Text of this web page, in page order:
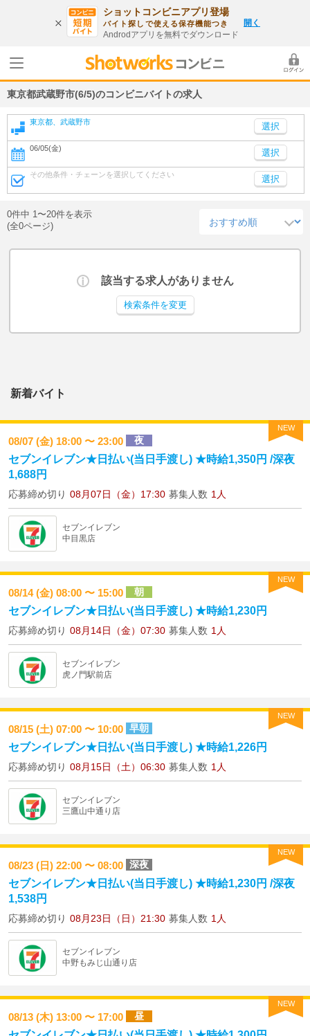
ショットコンビニアプリ登場
バイト探しで使える保存機能つき
Androdアプリを無料でダウンロード
開く
東京都武蔵野市(6/5)のコンビニバイトの求人
東京都、武蔵野市
06/05(金) 選択
その他条件・チェーンを選択してください 選択
0件中 1〜20件を表示
(全0ページ)
該当する求人がありません
検索条件を変更
新着バイト
NEW
08/07 (金) 18:00 〜 23:00 夜
セブンイレブン★日払い(当日手渡し) ★時給1,350円 /深夜
1,688円
応募締め切り 08月07日（金）17:30 募集人数 1人
セブンイレブン
中目黒店
NEW
08/14 (金) 08:00 〜 15:00 朝
セブンイレブン★日払い(当日手渡し) ★時給1,230円
応募締め切り 08月14日（金）07:30 募集人数 1人
セブンイレブン
虎ノ門駅前店
NEW
08/15 (土) 07:00 〜 10:00 早朝
セブンイレブン★日払い(当日手渡し) ★時給1,226円
応募締め切り 08月15日（土）06:30 募集人数 1人
セブンイレブン
三鷹山中通り店
NEW
08/23 (日) 22:00 〜 08:00 深夜
セブンイレブン★日払い(当日手渡し) ★時給1,230円 /深夜
1,538円
応募締め切り 08月23日（日）21:30 募集人数 1人
セブンイレブン
中野もみじ山通り店
NEW
08/13 (木) 13:00 〜 17:00 昼